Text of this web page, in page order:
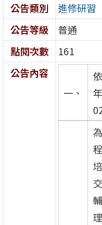
公告類別
進修研習
公告等級
普通
點閱次數
161
公告內容
一、